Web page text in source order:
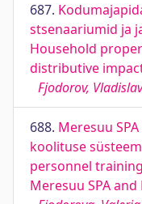
687.
stsenaariumid ja
Household
distributive
Fjodorov, Vladislav
688. Meresuu
koolituse
personnel
Meresuu SPA and